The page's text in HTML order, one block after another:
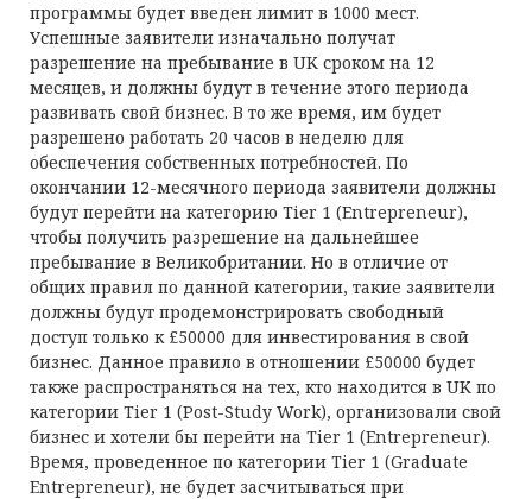
программы будет введен лимит в 1000 мест.
Успешные заявители изначально получат
разрешение на пребывание в UK сроком на 12
месяцев, и должны будут в течение этого периода
развивать свой бизнес. В то же время, им будет
разрешено работать 20 часов в неделю для
обеспечения собственных потребностей. По
окончании 12-месячного периода заявители должны
будут перейти на категорию Tier 1 (Entrepreneur),
чтобы получить разрешение на дальнейшее
пребывание в Великобритании. Но в отличие от
общих правил по данной категории, такие заявители
должны будут продемонстрировать свободный
доступ только к £50000 для инвестирования в свой
бизнес. Данное правило в отношении £50000 будет
также распространяться на тех, кто находится в UK по
категории Tier 1 (Post-Study Work), организовали свой
бизнес и хотели бы перейти на Tier 1 (Entrepreneur).
Время, проведенное по категории Tier 1 (Graduate
Entrepreneur), не будет засчитываться при